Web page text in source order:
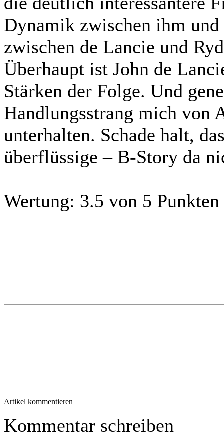
Dynamik zwischen ihm
zwischen de Lancie und
Überhaupt ist John de
Stärken der Folge. Und
Handlungsstrang mich von
unterhalten. Schade halt,
überflüssige – B-Story da
Wertung: 3.5 von 5 Punkten
Artikel kommentieren
Kommentar schreiben